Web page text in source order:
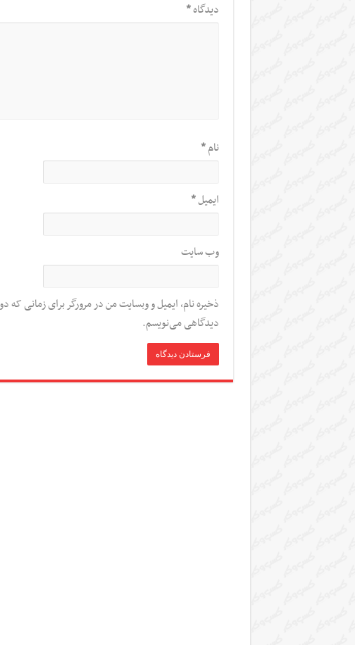
دیدگاه*
نام*
ایمیل*
وب‌ سایت
ذخیره نام، ایمیل و وبسایت من در مرورگر برای زمانی که
دیدگاهی می‌نویسم.